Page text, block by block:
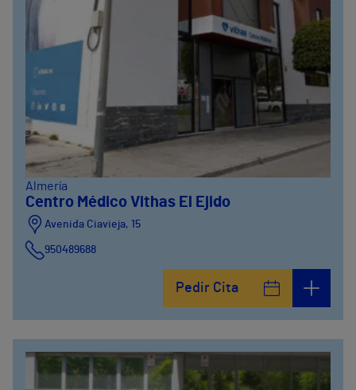
Almería
Centro Médico Vithas El Ejido
Avenida Ciavieja, 15
950489688
Pedir Cita